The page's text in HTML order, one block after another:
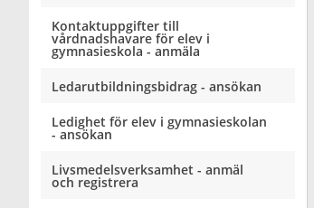
Kontaktuppgifter till
vårdnadshavare för elev i
gymnasieskola - anmäla
Ledarutbildningsbidrag - ansökan
Ledighet för elev i gymnasieskolan
- ansökan
Livsmedelsverksamhet - anmäl
och registrera